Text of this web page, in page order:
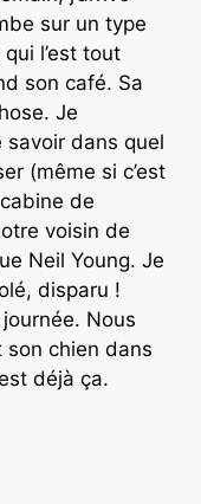
sur un type
l’est tout
son café. Sa
Je
savoir dans quel
(même si c’est
de
voisin de
Neil Young. Je
disparu !
Nous
son chien dans
déjà ça.